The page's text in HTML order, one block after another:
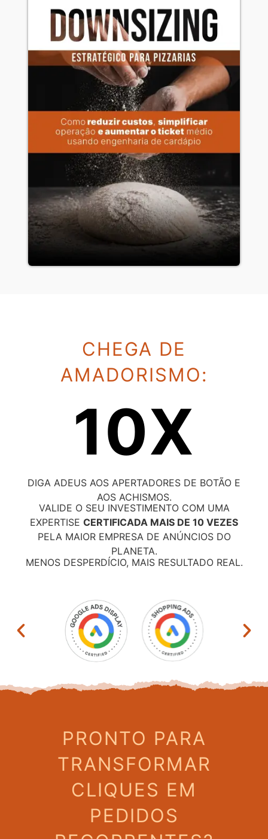
CHEGA DE
AMADORISMO:
10X
DIGA ADEUS AOS APERTADORES DE BOTÃO E
AOS ACHISMOS.
VALIDE O SEU INVESTIMENTO COM UMA
EXPERTISE CERTIFICADA MAIS DE 10 VEZES
PELA MAIOR EMPRESA DE ANÚNCIOS DO
PLANETA.
MENOS DESPERDÍCIO, MAIS RESULTADO REAL.
PRONTO PARA
TRANSFORMAR
CLIQUES EM
PEDIDOS